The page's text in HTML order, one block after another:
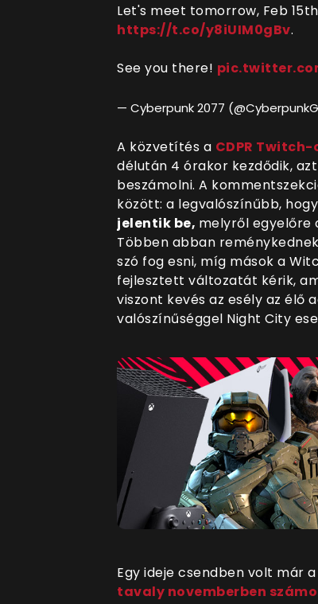
Let's meet tomorrow, Feb
https://t.co/y8iUIM0gBv.
See you there!
— Cyberpunk 2077
A közvetítés a CDPR
délután 4 órakor kezdődik,
beszámolni. A
között: a legvalószínűbb,
jelentik be, melyről egyelőre
Többen abban
szó fog esni, míg mások a
fejlesztett változatát kérik,
viszont kevés az esély az élő
valószínűséggel Night City
Egy ideje csendben volt már
tavaly novemberben